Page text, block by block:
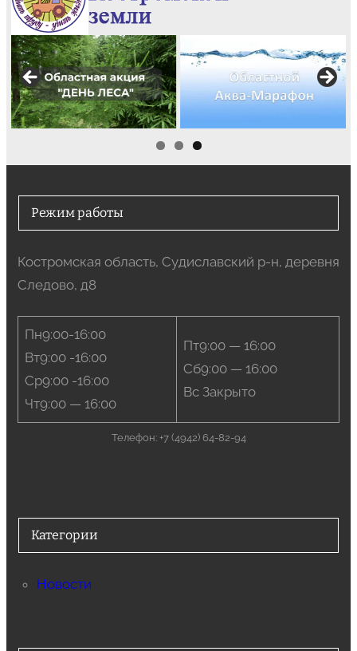
Режим работы
Костромская область, Судиславский р-н, деревня
Следово, д8
Пн9:00-16:00
Вт9:00 -16:00
Ср9:00 -16:00
Чт9:00 — 16:00
Пт9:00 — 16:00
Сб9:00 — 16:00
Вс Закрыто
Телефон: +7 (4942) 64-82-94
Категории
Новости